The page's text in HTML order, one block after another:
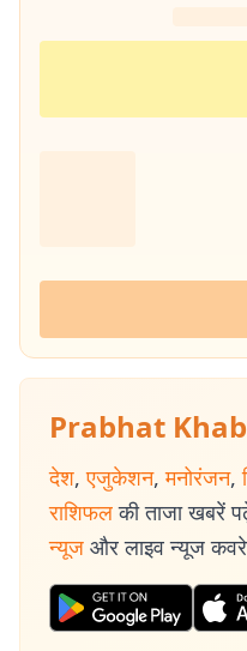
Prabhat
देश, एजुकेशन, मनोरंजन,
राशिफल की ताजा खबरें
न्यूज और लाइव न्यूज